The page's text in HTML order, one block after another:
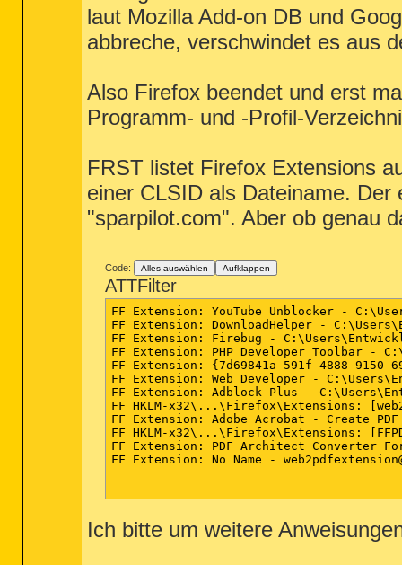
laut Mozilla Add-on DB und
abbreche, verschwindet es aus
Also Firefox beendet und erst
Programm- und -Profil-
FRST listet Firefox Extensions
einer CLSID als Dateiname.
"sparpilot.com". Aber ob genau
Code: Alles auswählen Aufklappen
ATTFilter
FF Extension: YouTube Unblocker -
FF Extension: DownloadHelper -
FF Extension: Firebug -
FF Extension: PHP Developer Toolbar -
FF Extension: {7d69841a-591f-4888-
FF Extension: Web Developer -
FF Extension: Adblock Plus -
FF HKLM-x32\...\Firefox\Extensions:
FF Extension: Adobe Acrobat - Create
FF HKLM-x32\...\Firefox\Extensions:
FF Extension: PDF Architect Converter
FF Extension: No Name -
Ich bitte um weitere